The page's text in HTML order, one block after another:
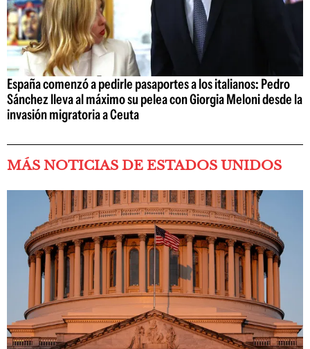
España comenzó a pedirle pasaportes a los italianos: Pedro
Sánchez lleva al máximo su pelea con Giorgia Meloni desde la
invasión migratoria a Ceuta
MÁS NOTICIAS DE ESTADOS UNIDOS